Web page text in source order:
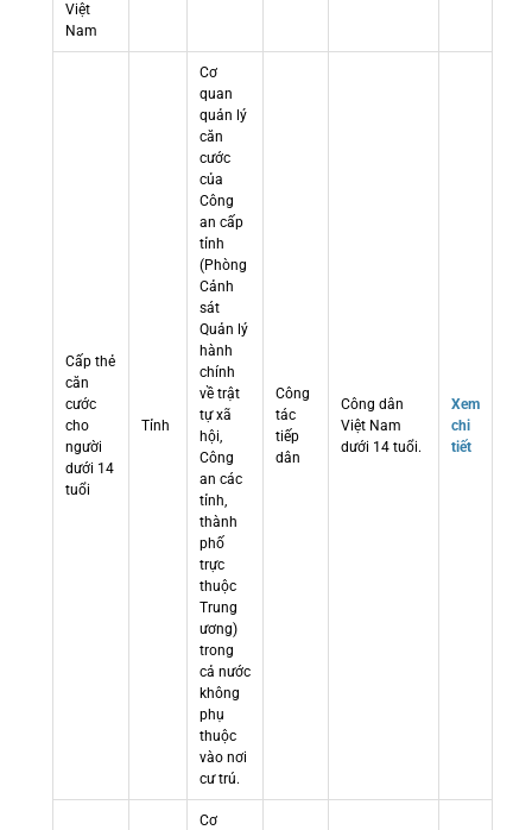
Việt
Nam
Cấp thẻ
căn
cước
cho
người
dưới 14
tuổi
Tỉnh
Cơ
quan
quản lý
căn
cước
của
Công
an cấp
tỉnh
(Phòng
Cảnh
sát
Quản lý
hành
chính
về trật
tự xã
hội,
Công
an các
tỉnh,
thành
phố
trực
thuộc
Trung
ương)
trong
cả nước
không
phụ
thuộc
vào nơi
cư trú.
Công
tác
tiếp
dân
Công dân
Việt Nam
dưới 14 tuổi.
Xem
chi
tiết
Cơ